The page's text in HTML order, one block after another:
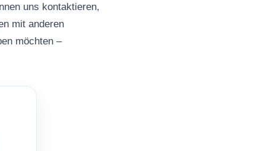
uns kontaktieren,
mit anderen
möchten –